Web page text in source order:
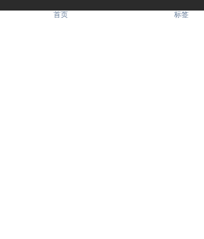
首页 标签